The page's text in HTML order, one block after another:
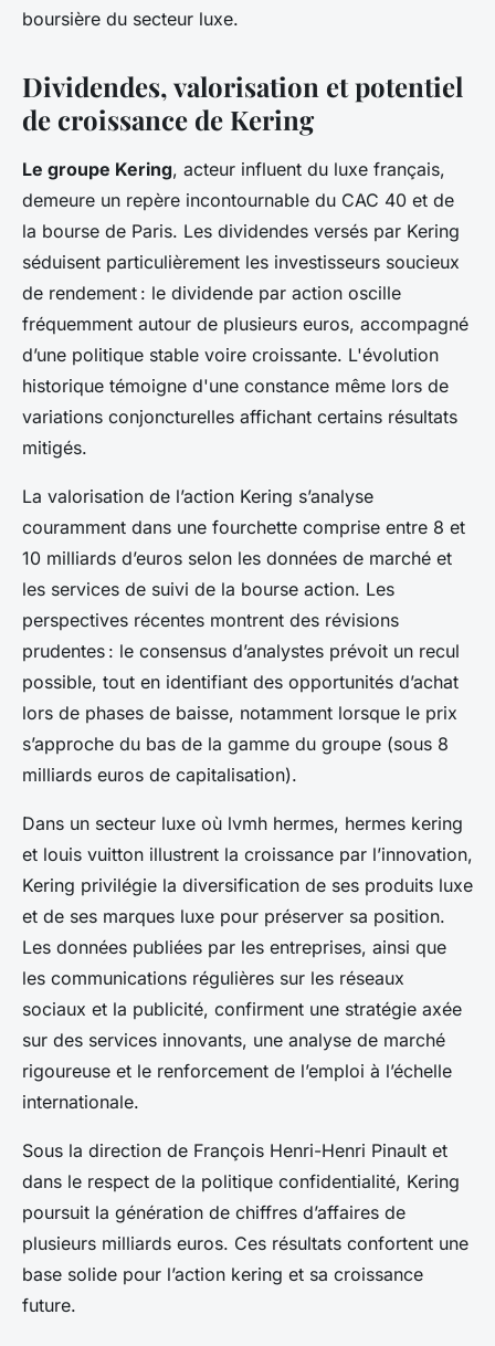
boursière du secteur luxe.
Dividendes, valorisation et potentiel
de croissance de Kering
Le groupe Kering, acteur influent du luxe français,
demeure un repère incontournable du CAC 40 et de
la bourse de Paris. Les dividendes versés par Kering
séduisent particulièrement les investisseurs soucieux
de rendement : le dividende par action oscille
fréquemment autour de plusieurs euros, accompagné
d’une politique stable voire croissante. L'évolution
historique témoigne d'une constance même lors de
variations conjoncturelles affichant certains résultats
mitigés.
La valorisation de l’action Kering s’analyse
couramment dans une fourchette comprise entre 8 et
10 milliards d’euros selon les données de marché et
les services de suivi de la bourse action. Les
perspectives récentes montrent des révisions
prudentes : le consensus d’analystes prévoit un recul
possible, tout en identifiant des opportunités d’achat
lors de phases de baisse, notamment lorsque le prix
s’approche du bas de la gamme du groupe (sous 8
milliards euros de capitalisation).
Dans un secteur luxe où lvmh hermes, hermes kering
et louis vuitton illustrent la croissance par l’innovation,
Kering privilégie la diversification de ses produits luxe
et de ses marques luxe pour préserver sa position.
Les données publiées par les entreprises, ainsi que
les communications régulières sur les réseaux
sociaux et la publicité, confirment une stratégie axée
sur des services innovants, une analyse de marché
rigoureuse et le renforcement de l’emploi à l’échelle
internationale.
Sous la direction de François Henri-Henri Pinault et
dans le respect de la politique confidentialité, Kering
poursuit la génération de chiffres d’affaires de
plusieurs milliards euros. Ces résultats confortent une
base solide pour l’action kering et sa croissance
future.